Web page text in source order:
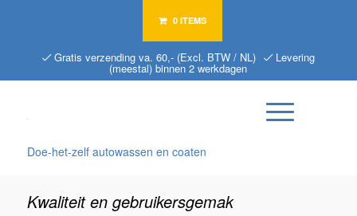
0 ITEMS
Gratis verzending va. 60,- (Excl. BTW / NL) Levering
(meestal) binnen 2 werkdagen
Doe-het-zelf autowassen en coaten
Kwaliteit en gebruikersgemak